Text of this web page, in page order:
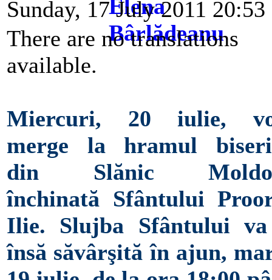
Sunday, 17 July 2011 20:53
There are no translations
available.
Miercuri, 20 iulie,
merge la hramul
din Slănic
închinată Sfântului
Ilie. Slujba Sfântului
însă săvârşită în ajun,